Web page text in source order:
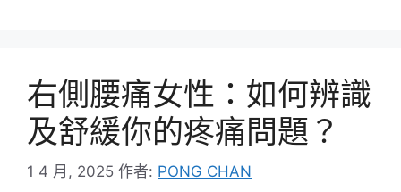
右側腰痛女性：如何辨識
及舒緩你的疼痛問題？
1 4 月, 2025 作者: PONG CHAN